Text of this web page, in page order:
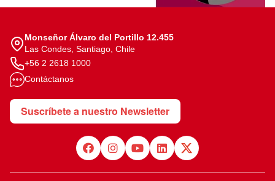
Monseñor Álvaro del Portillo 12.455
Las Condes, Santiago, Chile
+56 2 2618 1000
Contáctanos
Suscríbete a nuestro Newsletter